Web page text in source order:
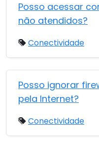
Posso acessar
não atendidos?
Conectividade
Posso ignorar
pela Internet?
Conectividade